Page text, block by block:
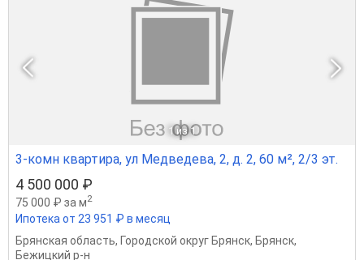
1 из 1
3-комн квартира, ул Медведева, 2, д. 2, 60 м², 2/3 эт.
4 500 000 ₽
75 000 ₽ за м2
Ипотека от 23 951 ₽ в месяц
Брянская область, Городской округ Брянск, Брянск,
Бежицкий р-н